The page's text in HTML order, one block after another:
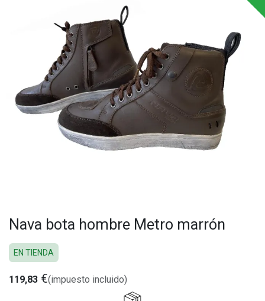
Nava bota hombre Metro marrón
EN TIENDA
119,83 €(impuesto incluido)